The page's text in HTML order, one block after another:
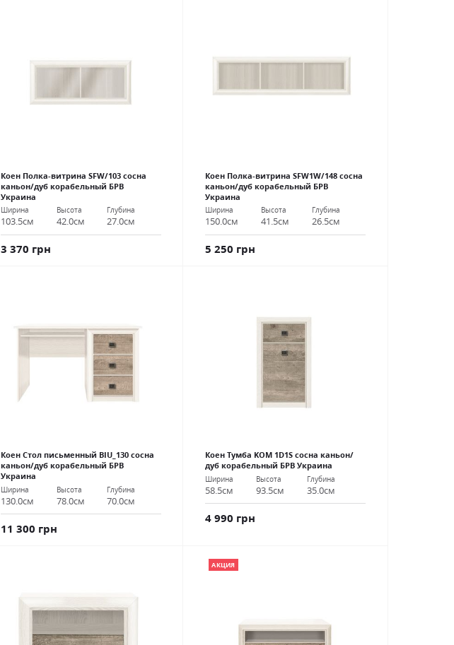
Коен Полка-витрина SFW/103 сосна
каньон/дуб корабельный БРВ
Украина
Ширина
103.5см
Высота
42.0см
Глубина
27.0см
3 370 грн
Коен Полка-витрина SFW1W/148 сосна
каньон/дуб корабельный БРВ
Украина
Ширина
150.0см
Высота
41.5см
Глубина
26.5см
5 250 грн
Коен Стол письменный BIU_130 сосна
каньон/дуб корабельный БРВ
Украина
Ширина
130.0см
Высота
78.0см
Глубина
70.0см
11 300 грн
Коен Тумба KOM 1D1S сосна каньон/
дуб корабельный БРВ Украина
Ширина
58.5см
Высота
93.5см
Глубина
35.0см
4 990 грн
АКЦИЯ